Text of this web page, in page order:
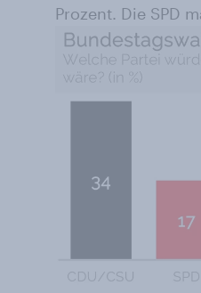
Prozent. Die SPD